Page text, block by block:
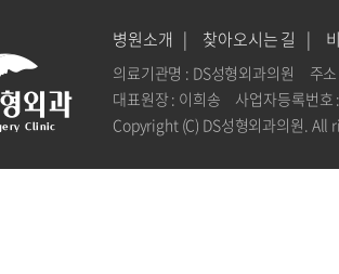
병원소개 찾아오시는 길
의료기관명 : DS성형외과의원
주
대표원장 : 이희송
사업자등록번호
Copyright (C) DS성형외과의원. All